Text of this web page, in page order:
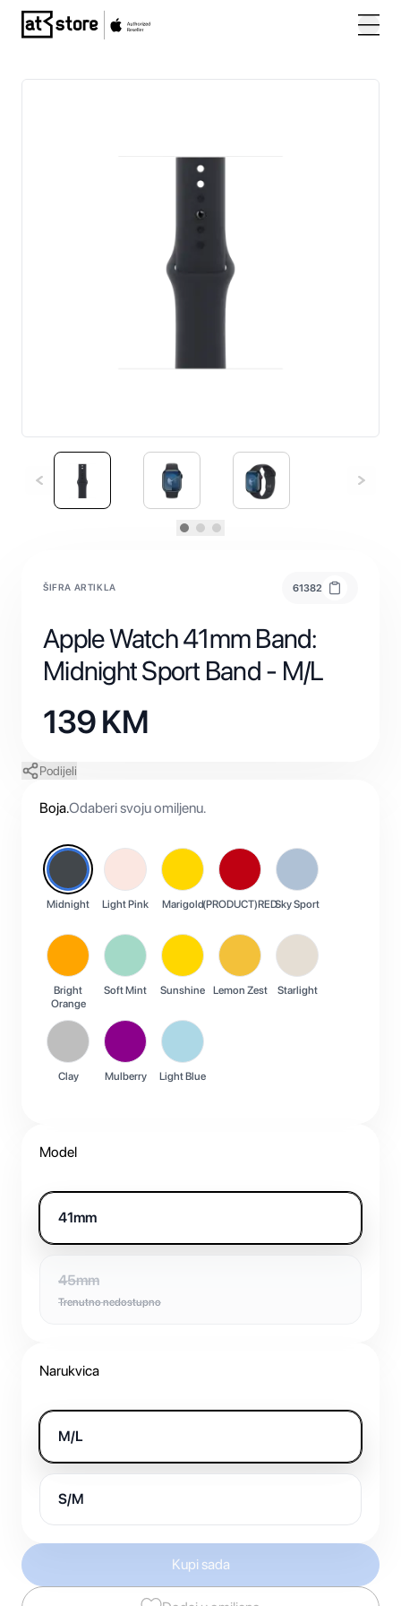
Posjetite početnu stranicu AT Store
ŠIFRA ARTIKLA 61382
Apple Watch 41mm Band:
Midnight Sport Band - M/L
139KM
Podijeli
Boja.Odaberi svoju omiljenu.
Midnight Light Pink Marigold(PRODUCT)REDSky Sport
Bright
Orange
Soft Mint Sunshine Lemon Zest Starlight
Clay Mulberry Light Blue
Model
41mm
45mm
Trenutno nedostupno
Narukvica
M/L
S/M
Kupi sada